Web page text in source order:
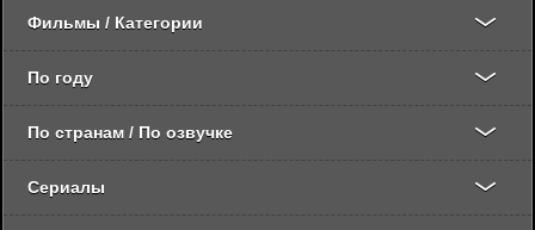
Фильмы / Категории
По году
По странам / По озвучке
Сериалы